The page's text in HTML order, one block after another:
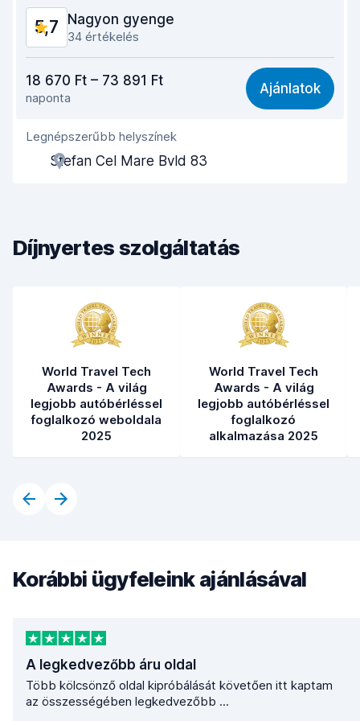
Autó állapota
5,7 Nagyon gyenge
34 értékelés
5,9
Könnyű megtalálás 5,9
Ügynöki segítőkészség
Az autó átvételéhez szükséges idő
Az autó tisztasága
18 670 Ft – 73 891 Ft
naponta
Ajánlatok
Legnépszerűbb helyszínek
Stefan Cel Mare Bvld 83
Díjnyertes szolgáltatás
World Travel Tech
Awards - A világ
legjobb autóbérléssel
foglalkozó weboldala
2025
World Travel Tech
Awards - A világ
legjobb autóbérléssel
foglalkozó
alkalmazása 2025
Korábbi ügyfeleink ajánlásával
A legkedvezőbb áru oldal
Több kölcsönző oldal kipróbálását követően itt kaptam
az összességében legkedvezőbb ...